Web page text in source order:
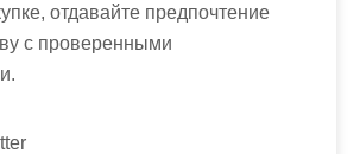
отдавайте предпочтение
с проверенными